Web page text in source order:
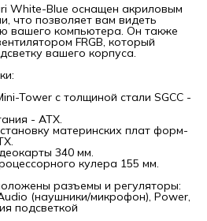
White-Blue оснащен акриловым
что позволяет вам видеть
вашего компьютера. Он также
FRGB, который
вашего корпуса.
Tower с толщиной стали SGCC -
- АТХ.
материнских плат форм-
340 мм.
кулера 155 мм.
разъемы и регуляторы:
(наушники/микрофон), Power,
подсветкой